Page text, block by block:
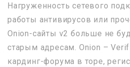
Нагруженность сетевого
работы антивирусов или
Onion-сайты v2 больше не
старым адресам. Onion –
кардинг-форума в торе,